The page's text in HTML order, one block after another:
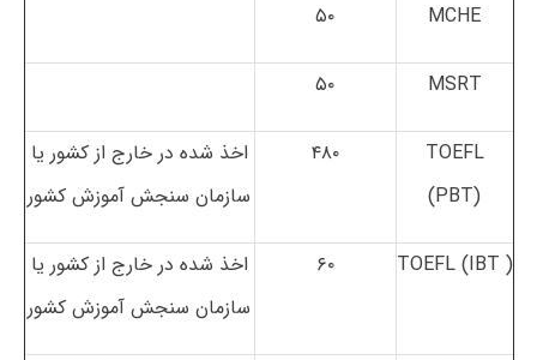
MCHE ۵۰
MSRT ۵۰
TOEFL
(PBT)
۴۸۰
اخذ شده در خارج از کشور یا
سازمان سنجش آموزش کشور
TOEFL (IBT ) ۶۰
اخذ شده در خارج از کشور یا
سازمان سنجش آموزش کشور